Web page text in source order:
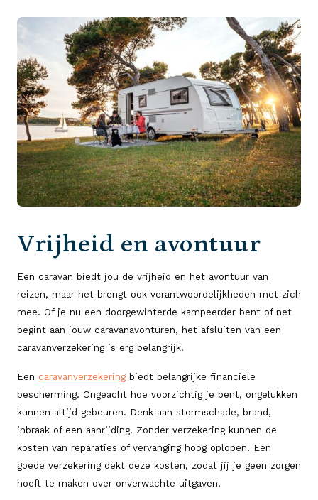
Vrijheid en avontuur
Een caravan biedt jou de vrijheid en het avontuur van
reizen, maar het brengt ook verantwoordelijkheden met zich
mee. Of je nu een doorgewinterde kampeerder bent of net
begint aan jouw caravanavonturen, het afsluiten van een
caravanverzekering is erg belangrijk.
Een caravanverzekering biedt belangrijke financiële
bescherming. Ongeacht hoe voorzichtig je bent, ongelukken
kunnen altijd gebeuren. Denk aan stormschade, brand,
inbraak of een aanrijding. Zonder verzekering kunnen de
kosten van reparaties of vervanging hoog oplopen. Een
goede verzekering dekt deze kosten, zodat jij je geen zorgen
hoeft te maken over onverwachte uitgaven.